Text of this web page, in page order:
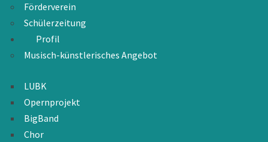
Förderverein
Schülerzeitung
Profil
Musisch-künstlerisches Angebot
LUBK
Opernprojekt
BigBand
Chor